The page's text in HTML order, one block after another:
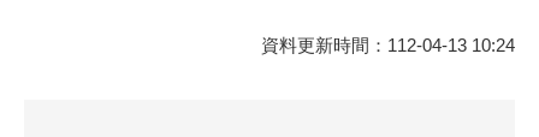
資料更新時間：112-04-13 10:24